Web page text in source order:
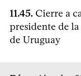
11.45. Cierre a
presidente de
de Uruguay